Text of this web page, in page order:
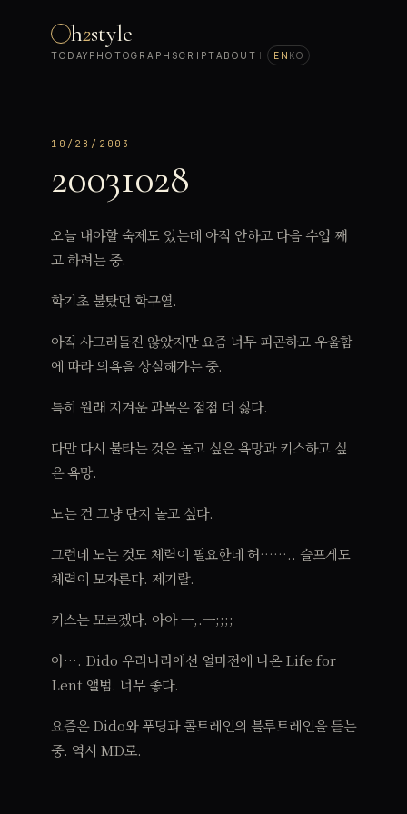
h2style
TODAY PHOTOGRAPH SCRIPTABOUT | EN KO
10/28/2003
20031028
오늘 내야할 숙제도 있는데 아직 안하고 다음 수업 째
고 하려는 중.
학기초 불탔던 학구열.
아직 사그러들진 않았지만 요즘 너무 피곤하고 우울함
에 따라 의욕을 상실해가는 중.
특히 원래 지겨운 과목은 점점 더 싫다.
다만 다시 불타는 것은 놀고 싶은 욕망과 키스하고 싶
은 욕망.
노는 건 그냥 단지 놀고 싶다.
그런데 노는 것도 체력이 필요한데 허…….. 슬프게도
체력이 모자른다. 제기랄.
키스는 모르겠다. 아아 ㅡ,.ㅡ;;;;
아…. Dido 우리나라에선 얼마전에 나온 Life for
Lent 앨범. 너무 좋다.
요즘은 Dido와 푸딩과 콜트레인의 블루트레인을 듣는
중. 역시 MD로.